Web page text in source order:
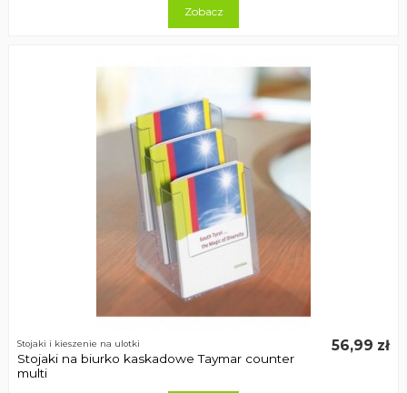
Zobacz
Stojaki i kieszenie na ulotki
Stojaki na biurko kaskadowe Taymar counter
multi
56,99 zł